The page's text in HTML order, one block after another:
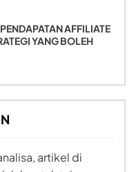
AFFILIATE
YANG BOLEH
artikel di